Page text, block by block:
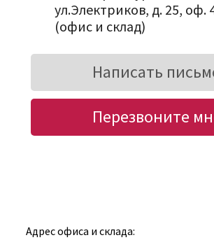
ул.Электриков, д. 25, оф.
(офис и склад)
Написать
Перезвоните
Адрес офиса и склада: